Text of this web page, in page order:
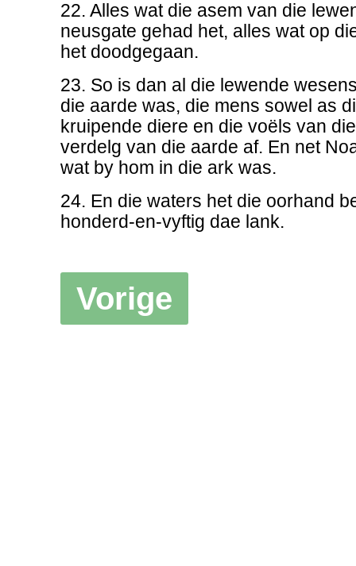
22. Alles wat die asem van die
neusgate gehad het, alles wat op
het doodgegaan.
23. So is dan al die lewende
die aarde was, die mens sowel as
kruipende diere en die voëls van
verdelg van die aarde af. En net
wat by hom in die ark was.
24. En die waters het die oorhand
honderd-en-vyftig dae lank.
Vorige